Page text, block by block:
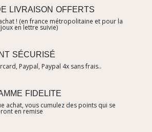
LIVRAISON OFFERTS
! (en france métropolitaine et pour la
en lettre suivie)
SÉCURISÉ
Paypal, Paypal 4x sans frais..
FIDELITE
achat, vous cumulez des points qui se
en remise